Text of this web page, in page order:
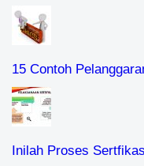
15 Contoh
Inilah Proses